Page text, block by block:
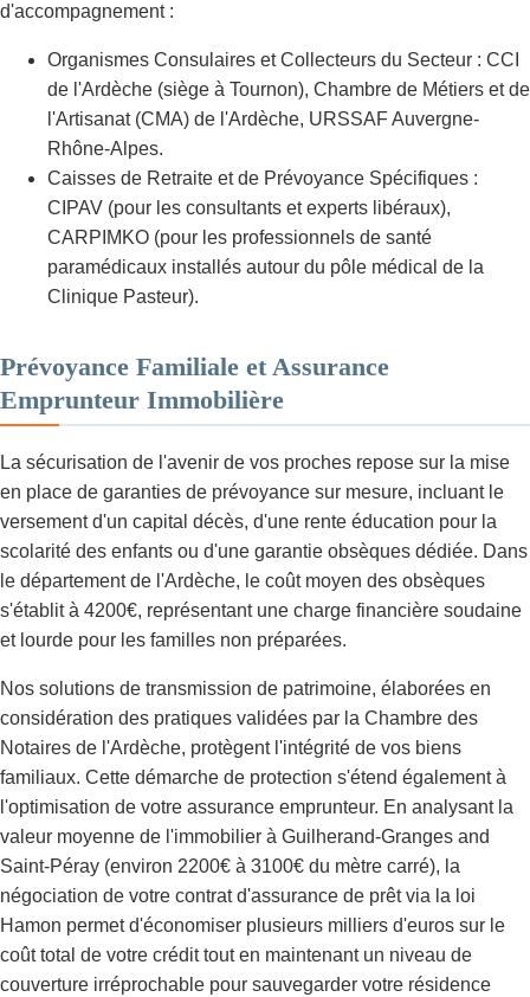
d'accompagnement :
Organismes Consulaires et Collecteurs du Secteur : CCI
de l'Ardèche (siège à Tournon), Chambre de Métiers et de
l'Artisanat (CMA) de l'Ardèche, URSSAF Auvergne-
Rhône-Alpes.
Caisses de Retraite et de Prévoyance Spécifiques :
CIPAV (pour les consultants et experts libéraux),
CARPIMKO (pour les professionnels de santé
paramédicaux installés autour du pôle médical de la
Clinique Pasteur).
Prévoyance Familiale et Assurance
Emprunteur Immobilière
La sécurisation de l'avenir de vos proches repose sur la mise
en place de garanties de prévoyance sur mesure, incluant le
versement d'un capital décès, d'une rente éducation pour la
scolarité des enfants ou d'une garantie obsèques dédiée. Dans
le département de l'Ardèche, le coût moyen des obsèques
s'établit à 4200€, représentant une charge financière soudaine
et lourde pour les familles non préparées.
Nos solutions de transmission de patrimoine, élaborées en
considération des pratiques validées par la Chambre des
Notaires de l'Ardèche, protègent l'intégrité de vos biens
familiaux. Cette démarche de protection s'étend également à
l'optimisation de votre assurance emprunteur. En analysant la
valeur moyenne de l'immobilier à Guilherand-Granges and
Saint-Péray (environ 2200€ à 3100€ du mètre carré), la
négociation de votre contrat d'assurance de prêt via la loi
Hamon permet d'économiser plusieurs milliers d'euros sur le
coût total de votre crédit tout en maintenant un niveau de
couverture irréprochable pour sauvegarder votre résidence